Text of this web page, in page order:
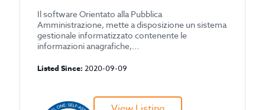
Il software Orientato alla Pubblica
Amministrazione, mette a disposizione un sistema
gestionale informatizzato contenente le
informazioni anagrafiche,...
Listed Since: 2020-09-09